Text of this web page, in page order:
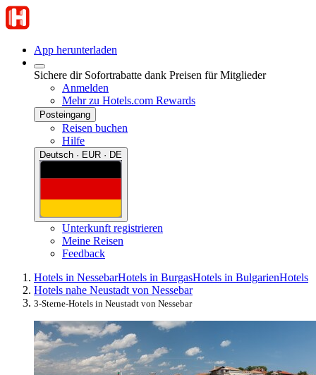
App herunterladen
Sichere dir Sofortrabatte dank Preisen für Mitglieder
Anmelden
Mehr zu Hotels.com Rewards
Posteingang
Reisen buchen
Hilfe
Deutsch · EUR · DE
Unterkunft registrieren
Meine Reisen
Feedback
Hotels in NessebarHotels in BurgasHotels in BulgarienHotels
Hotels nahe Neustadt von Nessebar
3-Sterne-Hotels in Neustadt von Nessebar